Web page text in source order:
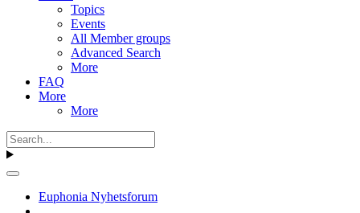
Topics
Events
All Member groups
Advanced Search
More
FAQ
More
More
Euphonia Nyhetsforum